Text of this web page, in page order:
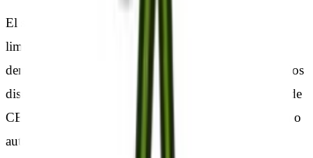
El sitio web, incluyendo a título enunciativo pero no
limitativo su programación, edición, compilación y
demás elementos necesarios para su funcionamiento, los
diseños, logotipos, texto y/o gráficos, son propiedad de
CERECILLA, S.L. o, en su caso, dispone de licencia o
autorización expresa por parte de los autores.